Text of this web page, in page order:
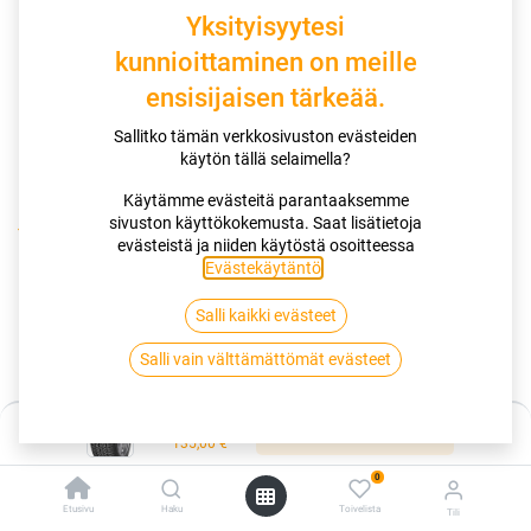
135,00€
Etusivu Haku
0
Toivelista Tili
Kauppa
195/50R15 82H GOODYEAR ULTRAGRIP PERFORMANCE+ EVR
195/50R15 82H GOODYEAR
ULTRAGRIP PERFORMANCE+ EVR
Tällä tuotteella ei ole kelvollista yhdistelmää.
Yksityisyytesi
kunnioittaminen on meille
ensisijaisen tärkeää.
Sallitko tämän verkkosivuston evästeiden
käytön tällä selaimella?
Käytämme evästeitä parantaaksemme
sivuston käyttökokemusta. Saat lisätietoja
evästeistä ja niiden käytöstä osoitteessa
Evästekäytäntö
Salli kaikki evästeet
Salli vain välttämättömät evästeet